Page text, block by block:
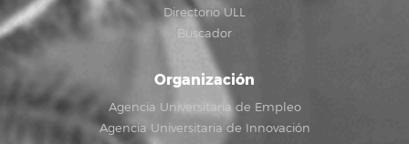
Directorio ULL
Buscador
Organización
Agencia Universitaria de Empleo
Agencia Universitaria de Innovación